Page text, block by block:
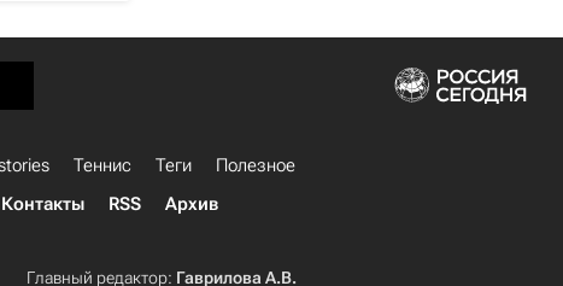
Теннис Теги
Полезное
Контакты RSS Архив
Главный редактор: Гаврилова А.В.